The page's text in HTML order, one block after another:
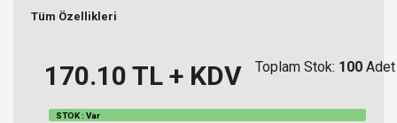
Tüm Özellikleri
170.10 TL + KDV Toplam Stok: 100 Adet
STOK : Var